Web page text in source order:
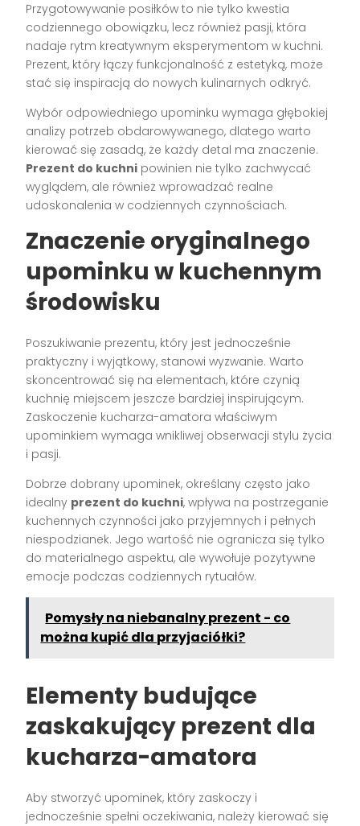
Przygotowywanie posiłków to nie tylko kwestia
codziennego obowiązku, lecz również pasji, która
nadaje rytm kreatywnym eksperymentom w kuchni.
Prezent, który łączy funkcjonalność z estetyką, może
stać się inspiracją do nowych kulinarnych odkryć.
Wybór odpowiedniego upominku wymaga głębokiej
analizy potrzeb obdarowywanego, dlatego warto
kierować się zasadą, że każdy detal ma znaczenie.
Prezent do kuchni powinien nie tylko zachwycać
wyglądem, ale również wprowadzać realne
udoskonalenia w codziennych czynnościach.
Znaczenie oryginalnego
upominku w kuchennym
środowisku
Poszukiwanie prezentu, który jest jednocześnie
praktyczny i wyjątkowy, stanowi wyzwanie. Warto
skoncentrować się na elementach, które czynią
kuchnię miejscem jeszcze bardziej inspirującym.
Zaskoczenie kucharza-amatora właściwym
upominkiem wymaga wnikliwej obserwacji stylu życia
i pasji.
Dobrze dobrany upominek, określany często jako
idealny prezent do kuchni, wpływa na postrzeganie
kuchennych czynności jako przyjemnych i pełnych
niespodzianek. Jego wartość nie ogranicza się tylko
do materialnego aspektu, ale wywołuje pozytywne
emocje podczas codziennych rytuałów.
Pomysły na niebanalny prezent - co
można kupić dla przyjaciółki?
Elementy budujące
zaskakujący prezent dla
kucharza-amatora
Aby stworzyć upominek, który zaskoczy i
jednocześnie spełni oczekiwania, należy kierować się